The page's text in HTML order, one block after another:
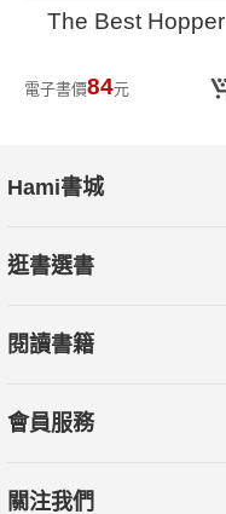
The Best Hopper
電子書價84元
Hami書城
逛書選書
閱讀書籍
會員服務
關注我們